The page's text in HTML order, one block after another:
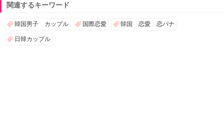
関連するキーワード
韓国男子 カップル 国際恋愛 韓国 恋愛 恋バナ
日韓カップル